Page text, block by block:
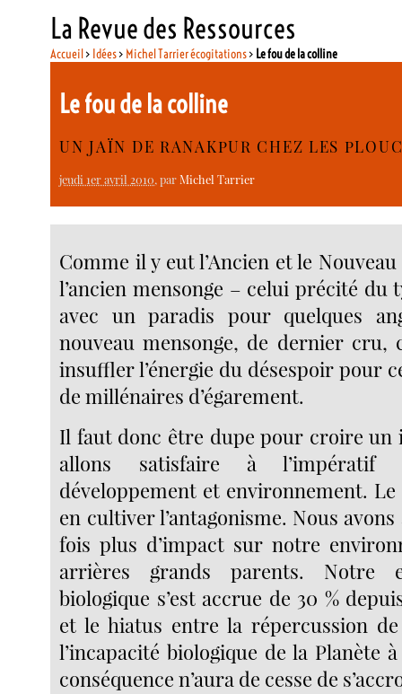
La Revue des Ressources
Accueil> Idées> Michel Tarrier écogitations> Le fou de la colline
Le fou de la colline
UN JAÏN DE RANAKPUR CHEZ LES
jeudi 1er avril 2010, parMichel Tarrier
Comme il y eut l’Ancien et le
l’ancien mensonge – celui précité du
avec un paradis pour quelques
nouveau mensonge, de dernier cru,
insuffler l’énergie du désespoir pour
de millénaires d’égarement.
Il faut donc être dupe pour croire un
allons satisfaire à l’impératif
développement et environnement.
en cultiver l’antagonisme. Nous
fois plus d’impact sur notre
arrières grands parents. Notre
biologique s’est accrue de 30 %
et le hiatus entre la répercussion
l’incapacité biologique de la Planète
conséquence n’aura de cesse de